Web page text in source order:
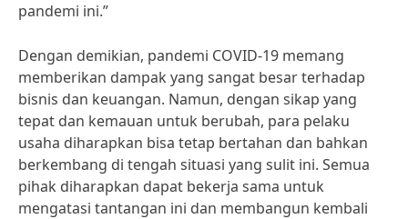
pandemi ini.”
Dengan demikian, pandemi COVID-19 memang
memberikan dampak yang sangat besar terhadap
bisnis dan keuangan. Namun, dengan sikap yang
tepat dan kemauan untuk berubah, para pelaku
usaha diharapkan bisa tetap bertahan dan bahkan
berkembang di tengah situasi yang sulit ini. Semua
pihak diharapkan dapat bekerja sama untuk
mengatasi tantangan ini dan membangun kembali